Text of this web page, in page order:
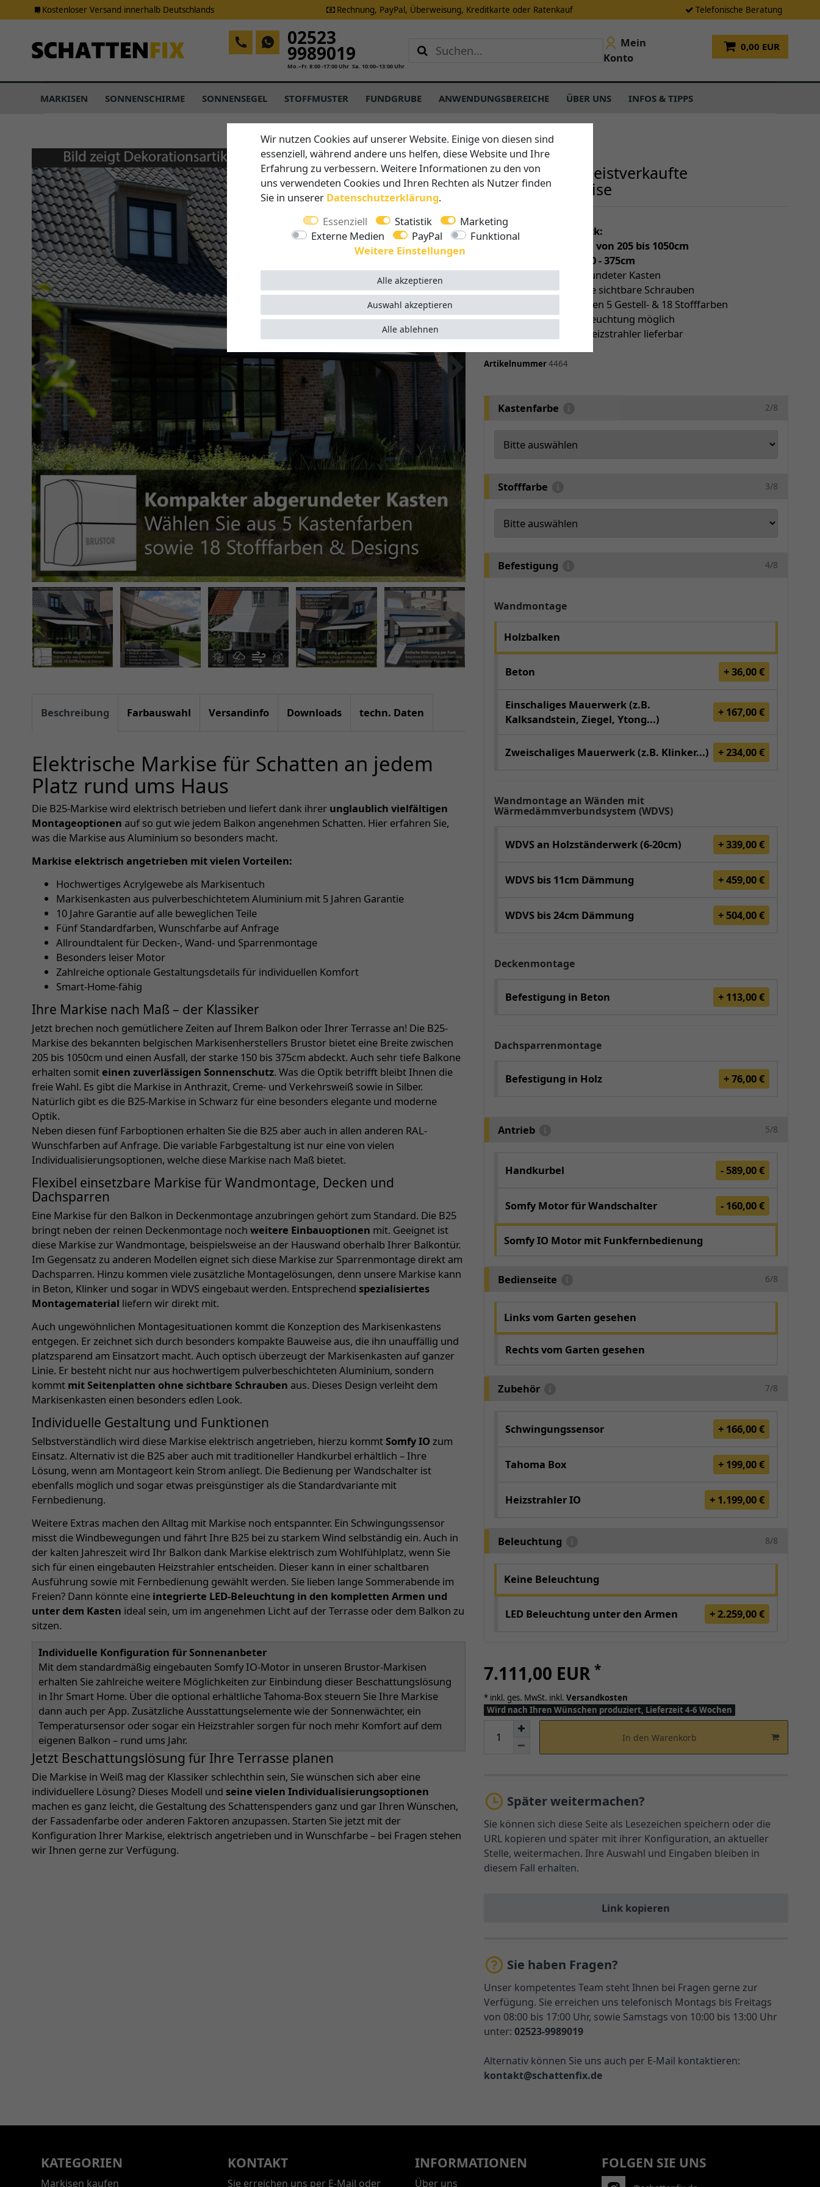
Kostenloser Versand innerhalb Deutschlands Rechnung, PayPal, Überweisung, Kreditkarte oder Ratenkauf Telefonische Beratung
0,00 EUR
02523
9989019
Mo.–Fr. 8:00 -17:00 Uhr Sa. 10:00–13:00 Uhr
Mein
Konto
MARKISEN SONNENSCHIRME SONNENSEGEL STOFFMUSTER FUNDGRUBE ANWENDUNGSBEREICHE ÜBER UNS INFOS & TIPPS
Beschreibung Farbauswahl Versandinfo Downloads techn. Daten
Elektrische Markise für Schatten an jedem
Platz rund ums Haus
Die B25-Markise wird elektrisch betrieben und liefert dank ihrer unglaublich vielfältigen
Montageoptionen auf so gut wie jedem Balkon angenehmen Schatten. Hier erfahren Sie,
was die Markise aus Aluminium so besonders macht.
Markise elektrisch angetrieben mit vielen Vorteilen:
Hochwertiges Acrylgewebe als Markisentuch
Markisenkasten aus pulverbeschichtetem Aluminium mit 5 Jahren Garantie
10 Jahre Garantie auf alle beweglichen Teile
Fünf Standardfarben, Wunschfarbe auf Anfrage
Allroundtalent für Decken-, Wand- und Sparrenmontage
Besonders leiser Motor
Zahlreiche optionale Gestaltungsdetails für individuellen Komfort
Smart-Home-fähig
Ihre Markise nach Maß – der Klassiker
Jetzt brechen noch gemütlichere Zeiten auf Ihrem Balkon oder Ihrer Terrasse an! Die B25-
Markise des bekannten belgischen Markisenherstellers Brustor bietet eine Breite zwischen
205 bis 1050cm und einen Ausfall, der starke 150 bis 375cm abdeckt. Auch sehr tiefe Balkone
erhalten somit einen zuverlässigen Sonnenschutz. Was die Optik betrifft bleibt Ihnen die
freie Wahl. Es gibt die Markise in Anthrazit, Creme- und Verkehrsweiß sowie in Silber.
Natürlich gibt es die B25-Markise in Schwarz für eine besonders elegante und moderne
Optik.
Neben diesen fünf Farboptionen erhalten Sie die B25 aber auch in allen anderen RAL-
Wunschfarben auf Anfrage. Die variable Farbgestaltung ist nur eine von vielen
Individualisierungsoptionen, welche diese Markise nach Maß bietet.
Flexibel einsetzbare Markise für Wandmontage, Decken und
Dachsparren
Eine Markise für den Balkon in Deckenmontage anzubringen gehört zum Standard. Die B25
bringt neben der reinen Deckenmontage noch weitere Einbauoptionen mit. Geeignet ist
diese Markise zur Wandmontage, beispielsweise an der Hauswand oberhalb Ihrer Balkontür.
Im Gegensatz zu anderen Modellen eignet sich diese Markise zur Sparrenmontage direkt am
Dachsparren. Hinzu kommen viele zusätzliche Montagelösungen, denn unsere Markise kann
in Beton, Klinker und sogar in WDVS eingebaut werden. Entsprechend spezialisiertes
Montagematerial liefern wir direkt mit.
Auch ungewöhnlichen Montagesituationen kommt die Konzeption des Markisenkastens
entgegen. Er zeichnet sich durch besonders kompakte Bauweise aus, die ihn unauffällig und
platzsparend am Einsatzort macht. Auch optisch überzeugt der Markisenkasten auf ganzer
Linie. Er besteht nicht nur aus hochwertigem pulverbeschichteten Aluminium, sondern
kommt mit Seitenplatten ohne sichtbare Schrauben aus. Dieses Design verleiht dem
Markisenkasten einen besonders edlen Look.
Individuelle Gestaltung und Funktionen
Selbstverständlich wird diese Markise elektrisch angetrieben, hierzu kommtSomfy IO zum
Einsatz. Alternativ ist die B25 aber auch mit traditioneller Handkurbel erhältlich – Ihre
Lösung, wenn am Montageort kein Strom anliegt. Die Bedienung per Wandschalter ist
ebenfalls möglich und sogar etwas preisgünstiger als die Standardvariante mit
Fernbedienung.
Weitere Extras machen den Alltag mit Markise noch entspannter. Ein Schwingungssensor
misst die Windbewegungen und fährt Ihre B25 bei zu starkem Wind selbständig ein. Auch in
der kalten Jahreszeit wird Ihr Balkon dank Markise elektrisch zum Wohlfühlplatz, wenn Sie
sich für einen eingebauten Heizstrahler entscheiden. Dieser kann in einer schaltbaren
Ausführung sowie mit Fernbedienung gewählt werden. Sie lieben lange Sommerabende im
Freien? Dann könnte eine integrierte LED-Beleuchtung in den kompletten Armen und
unter dem Kasten ideal sein, um im angenehmen Licht auf der Terrasse oder dem Balkon zu
sitzen.
Individuelle Konfiguration für Sonnenanbeter
Mit dem standardmäßig eingebauten Somfy IO-Motor in unseren Brustor-Markisen
erhalten Sie zahlreiche weitere Möglichkeiten zur Einbindung dieser Beschattungslösung
in Ihr Smart Home. Über die optional erhältliche Tahoma-Box steuern Sie Ihre Markise
dann auch per App. Zusätzliche Ausstattungselemente wie der Sonnenwächter, ein
Temperatursensor oder sogar ein Heizstrahler sorgen für noch mehr Komfort auf dem
eigenen Balkon – rund ums Jahr.
Jetzt Beschattungslösung für Ihre Terrasse planen
Die Markise in Weiß mag der Klassiker schlechthin sein, Sie wünschen sich aber eine
individuellere Lösung? Dieses Modell und seine vielen Individualisierungsoptionen
machen es ganz leicht, die Gestaltung des Schattenspenders ganz und gar Ihren Wünschen,
der Fassadenfarbe oder anderen Faktoren anzupassen. Starten Sie jetzt mit der
Konfiguration Ihrer Markise, elektrisch angetrieben und in Wunschfarbe – bei Fragen stehen
wir Ihnen gerne zur Verfügung.
Brustor
B25 - Unsere meistverkaufte
Kassettenmarkise
Vorteile auf einen Blick:
Breite individuell von 205 bis 1050cm
Ausfall (Tiefe) 150 - 375cm
kompakter abgerundeter Kasten
Seitenplatten ohne sichtbare Schrauben
Wählen Sie zwischen 5 Gestell- & 18 Stofffarben
optionale LED-Beleuchtung möglich
Auf Wunsch mit Heizstrahler lieferbar
Artikelnummer4464
Kastenfarbe 2/8
Stofffarbe 3/8
Befestigung 4/8
Wandmontage
Holzbalken
Beton + 36,00 €
Einschaliges Mauerwerk (z.B.
Kalksandstein, Ziegel, Ytong...)
+ 167,00 €
Zweischaliges Mauerwerk (z.B. Klinker...) + 234,00 €
Wandmontage an Wänden mit
Wärmedämmverbundsystem (WDVS)
WDVS an Holzständerwerk (6-20cm) + 339,00 €
WDVS bis 11cm Dämmung + 459,00 €
WDVS bis 24cm Dämmung + 504,00 €
Deckenmontage
Befestigung in Beton + 113,00 €
Dachsparrenmontage
Befestigung in Holz + 76,00 €
Antrieb 5/8
Handkurbel - 589,00 €
Somfy Motor für Wandschalter - 160,00 €
Somfy IO Motor mit Funkfernbedienung
Bedienseite 6/8
Links vom Garten gesehen
Rechts vom Garten gesehen
Zubehör 7/8
Schwingungssensor + 166,00 €
Tahoma Box + 199,00 €
Heizstrahler IO + 1.199,00 €
Beleuchtung 8/8
Keine Beleuchtung
LED Beleuchtung unter den Armen + 2.259,00 €
7.111,00 EUR *
* inkl. ges. MwSt. inkl. Versandkosten
Wird nach Ihren Wünschen produziert, Lieferzeit 4-6 Wochen
In den Warenkorb
Später weitermachen?
Sie können sich diese Seite als Lesezeichen speichern oder die
URL kopieren und später mit ihrer Konfiguration, an aktueller
Stelle, weitermachen. Ihre Auswahl und Eingaben bleiben in
diesem Fall erhalten.
Link kopieren
Sie haben Fragen?
Unser kompetentes Team steht Ihnen bei Fragen gerne zur
Verfügung. Sie erreichen uns telefonisch Montags bis Freitags
von 08:00 bis 17:00 Uhr, sowie Samstags von 10:00 bis 13:00 Uhr
unter: 02523-9989019
Alternativ können Sie uns auch per E-Mail kontaktieren:
kontakt@schattenfix.de
KATEGORIEN
Markisen kaufen
KONTAKT
Sie erreichen uns per E-Mail oder
INFORMATIONEN
Über uns
FOLGEN SIE UNS
Wir nutzen Cookies auf unserer Website. Einige von diesen sind
essenziell, während andere uns helfen, diese Website und Ihre
Erfahrung zu verbessern. Weitere Informationen zu den von
uns verwendeten Cookies und Ihren Rechten als Nutzer finden
Sie in unserer Daten­schutz­erklärung.
Essenziell
Statistik
Marketing
Externe Medien
PayPal
Funktional
Weitere Einstellungen
Alle akzeptieren
Alle ablehnen
Auswahl akzeptieren